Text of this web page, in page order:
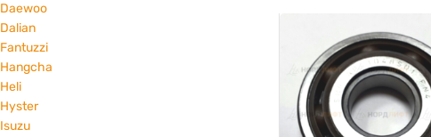
Daewoo
Dalian
Fantuzzi
Hangcha
Heli
Hyster
Isuzu